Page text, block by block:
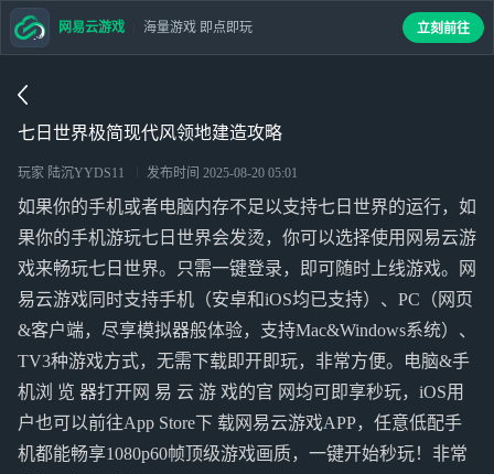
七日世界极简现代风领地建造攻略
玩家 陆沉YYDS11 发布时间 2025-08-20 05:01
如果你的手机或者电脑内存不足以支持七日世界的运行，如
果你的手机游玩七日世界会发烫，你可以选择使用网易云游
戏来畅玩七日世界。只需一键登录，即可随时上线游戏。网
易云游戏同时支持手机（安卓和iOS均已支持）、PC（网页
&客户端，尽享模拟器般体验，支持Mac&Windows系统）、
TV3种游戏方式，无需下载即开即玩，非常方便。电脑&手
机浏 览 器打开网 易 云 游 戏的官 网均可即享秒玩，iOS用
户也可以前往App Store下 载网易云游戏APP，任意低配手
机都能畅享1080p60帧顶级游戏画质，一键开始秒玩！非常
网易云游戏 海量游戏 即点即玩 立刻前往